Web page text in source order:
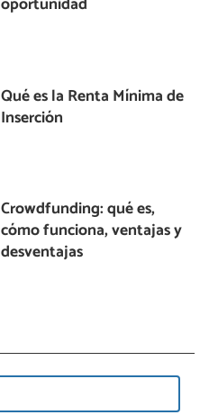
Qué es la Renta Mínima de
Inserción
Crowdfunding: qué es,
cómo funciona, ventajas y
desventajas